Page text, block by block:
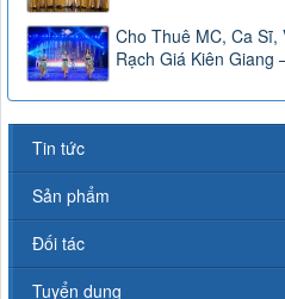
Cho Thuê MC, Ca
Rạch Giá Kiên Giang
Tin tức
Sản phẩm
Đối tác
Tuyển dụng